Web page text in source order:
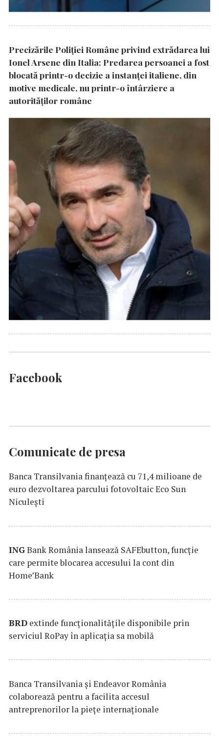
Precizările Poliţiei Române privind extrădarea lui
Ionel Arsene din Italia: Predarea persoanei a fost
blocată printr-o decizie a instanţei italiene, din
motive medicale, nu printr-o întârziere a
autorităţilor române
Facebook
Comunicate de presa
Banca Transilvania finanțează cu 71,4 milioane de
euro dezvoltarea parcului fotovoltaic Eco Sun
Niculești
INGBank România lansează SAFEbutton, funcţie
care permite blocarea accesului la cont din
Home’Bank
BRD extinde funcţionalităţile disponibile prin
serviciul RoPay în aplicaţia sa mobilă
Banca Transilvania şi Endeavor România
colaborează pentru a facilita accesul
antreprenorilor la pieţe internaţionale